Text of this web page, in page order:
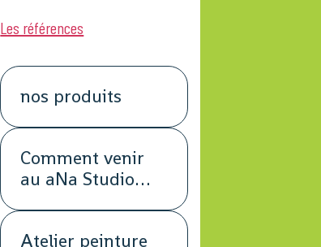
Les références
nos produits
Comment venir
au aNa Studio
Atelier peinture